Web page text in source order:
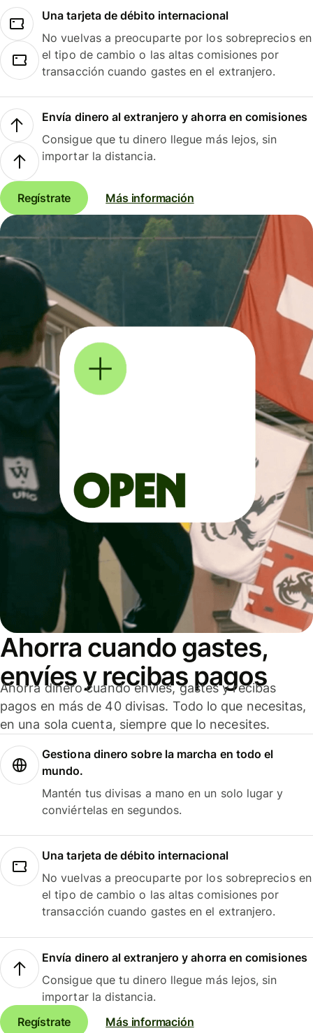
Una tarjeta de débito internacional
No vuelvas a preocuparte por los sobreprecios en
el tipo de cambio o las altas comisiones por
transacción cuando gastes en el extranjero.
Envía dinero al extranjero y ahorra en comisiones
Consigue que tu dinero llegue más lejos, sin
importar la distancia.
Regístrate Más información
Ahorra cuando gastes,
envíes y recibas pagos
Ahorra dinero cuando envíes, gastes y recibas
pagos en más de 40 divisas. Todo lo que necesitas,
en una sola cuenta, siempre que lo necesites.
Gestiona dinero sobre la marcha en todo el
mundo.
Mantén tus divisas a mano en un solo lugar y
conviértelas en segundos.
Una tarjeta de débito internacional
No vuelvas a preocuparte por los sobreprecios en
el tipo de cambio o las altas comisiones por
transacción cuando gastes en el extranjero.
Envía dinero al extranjero y ahorra en comisiones
Consigue que tu dinero llegue más lejos, sin
importar la distancia.
Regístrate
Más información